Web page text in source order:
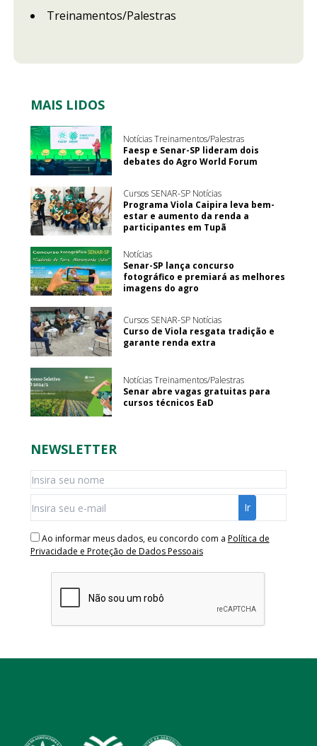
Treinamentos/Palestras
MAIS LIDOS
Notícias Treinamentos/Palestras
Faesp e Senar-SP lideram dois
debates do Agro World Forum
Cursos SENAR-SP Notícias
Programa Viola Caipira leva bem-
estar e aumento da renda a
participantes em Tupã
Notícias
Senar-SP lança concurso
fotográfico e premiará as melhores
imagens do agro
Cursos SENAR-SP Notícias
Curso de Viola resgata tradição e
garante renda extra
Notícias Treinamentos/Palestras
Senar abre vagas gratuitas para
cursos técnicos EaD
NEWSLETTER
Ao informar meus dados, eu concordo com a Política de
Privacidade e Proteção de Dados Pessoais